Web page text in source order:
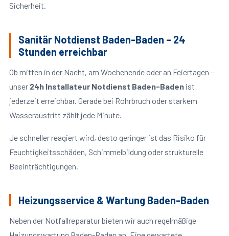
Sicherheit.
Sanitär Notdienst Baden-Baden – 24
Stunden erreichbar
Ob mitten in der Nacht, am Wochenende oder an Feiertagen –
unser 24h Installateur Notdienst Baden-Badenist
jederzeit erreichbar. Gerade bei Rohrbruch oder starkem
Wasseraustritt zählt jede Minute.
Je schneller reagiert wird, desto geringer ist das Risiko für
Feuchtigkeitsschäden, Schimmelbildung oder strukturelle
Beeinträchtigungen.
Heizungsservice & Wartung Baden-Baden
Neben der Notfallreparatur bieten wir auch regelmäßige